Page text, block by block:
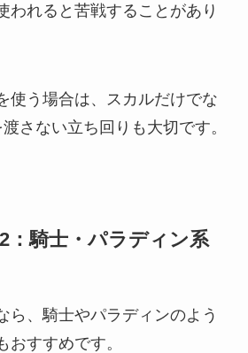
われると苦戦することがあり
使う場合は、スカルだけでな
さない立ち回りも大切です。
：騎士・パラディン系
ら、騎士やパラディンのよう
おすすめです。